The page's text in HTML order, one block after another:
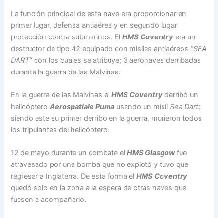
La función principal de esta nave era proporcionar en
primer lugar, defensa antiaérea y en segundo lugar
protección contra submarinos. ElHMS Coventry era un
destructor de tipo 42 equipado con misiles antiaéreos “SEA
DART” con los cuales se atribuye; 3 aeronaves derribadas
durante la guerra de las Malvinas.
En la guerra de las Malvinas elHMS Coventry derribó un
helicópteroAerospatiale Puma usando un misilSea Dart;
siendo este su primer derribo en la guerra, murieron todos
los tripulantes del helicóptero.
12 de mayo durante un combate elHMS Glasgowfue
atravesado por una bomba que no explotó y tuvo que
regresar a Inglaterra. De esta forma elHMS Coventry
quedó solo en la zona a la espera de otras naves que
fuesen a acompañarlo.